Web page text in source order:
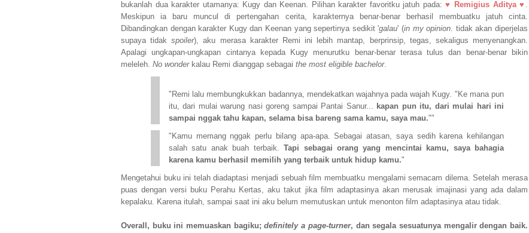
bukanlah dua karakter utamanya: Kugy dan Keenan. Pilihan karakter favoritku jatuh pada:♥ Remigius Aditya♥ .
Meskipun ia baru muncul di pertengahan cerita, karakternya benar-benar berhasil membuatku jatuh cinta.
Dibandingkan dengan karakter Kugy dan Keenan yang sepertinya sedikit 'galau' (in my opinion. tidak akan diperjelas
supaya tidakspoiler), aku merasa karakter Remi ini lebih mantap, berprinsip, tegas, sekaligus menyenangkan.
Apalagi ungkapan-ungkapan cintanya kepada Kugy menurutku benar-benar terasa tulus dan benar-benar bikin
meleleh. No wonderkalau Remi dianggap sebagai the most eligible bachelor.
"Remi lalu membungkukkan badannya, mendekatkan wajahnya pada wajah Kugy. "Ke mana pun
itu, dari mulai warung nasi goreng sampai Pantai Sanur... kapan pun itu, dari mulai hari ini
sampai nggak tahu kapan, selama bisa bareng sama kamu, saya mau.""
"Kamu memang nggak perlu bilang apa-apa. Sebagai atasan, saya sedih karena kehilangan
salah satu anak buah terbaik.Tapi sebagai orang yang mencintai kamu, saya bahagia
karena kamu berhasil memilih yang terbaik untuk hidup kamu."
Mengetahui buku ini telah diadaptasi menjadi sebuah film membuatku mengalami semacam dilema. Setelah merasa
puas dengan versi buku Perahu Kertas, aku takut jika film adaptasinya akan merusak imajinasi yang ada dalam
kepalaku. Karena itulah, sampai saat ini aku belum memutuskan untuk menonton film adaptasinya atau tidak.
Overall, buku ini memuaskan bagiku;definitely a page-turner, dan segala sesuatunya mengalir dengan baik.